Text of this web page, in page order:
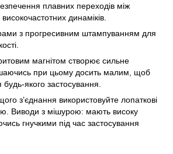
плавних переходів між
динаміків.
з прогресивним штампуванням для
магнітом створює сильне
при цьому досить малим, щоб
якого застосування.
з’єднання використовуйте лопаткові
Виводи з мішурою: мають високу
гнучкими під час застосування